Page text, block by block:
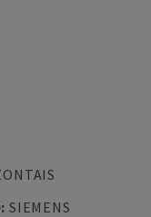
: SIEMENS